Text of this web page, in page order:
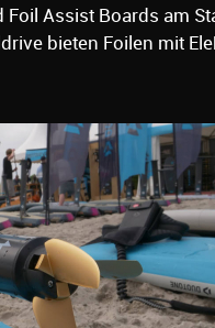
Foil Assist Boards am
bieten Foilen mit